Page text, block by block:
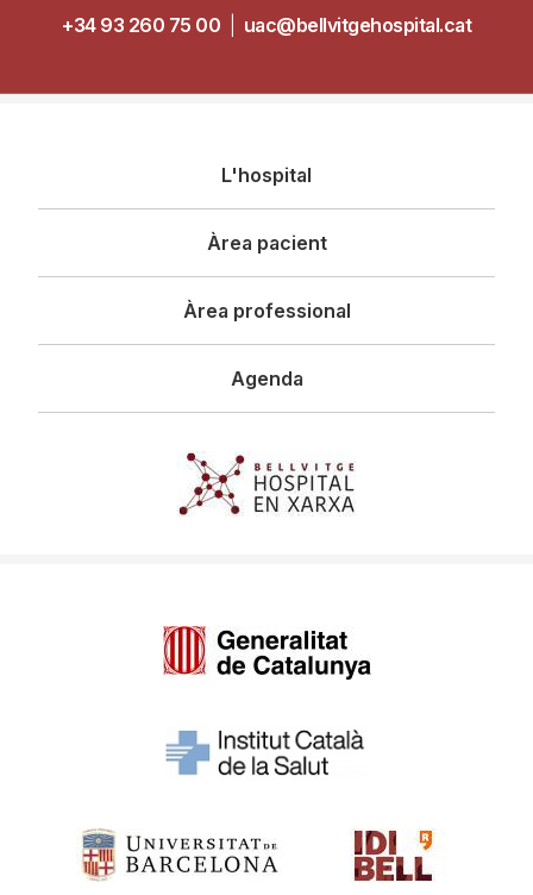
+34 93 260 75 00
uac@bellvitgehospital.cat
principal
L'hospital
Àrea pacient
Àrea professional
Agenda